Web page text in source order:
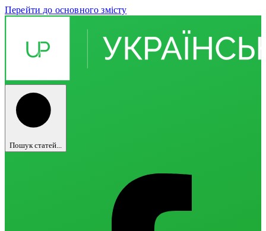
Перейти до основного змісту
Пошук статей...